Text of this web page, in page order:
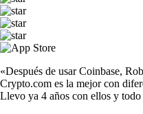
«Después de usar Coinbase,
Crypto.com es la mejor con
Llevo ya 4 años con ellos y